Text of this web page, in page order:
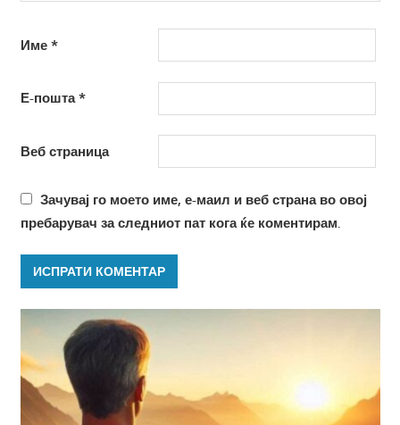
Име *
Е-пошта*
Веб страница
Зачувај го моето име, е-маил и веб страна во овој
пребарувач за следниот пат кога ќе коментирам.